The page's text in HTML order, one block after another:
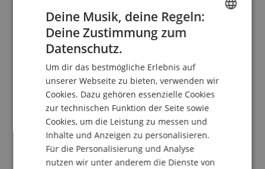
5.0/5.0
Basierend auf 7 Bewertungen
Alle Bewertungen anzeigen
3 Sterne
0
2 Sterne
0
1 Stern
0
FRENCH
ITALIAN
SPANISH
Deine Musik, deine Regeln:
Deine Zustimmung zum
Datenschutz.
Um dir das bestmögliche Erlebnis auf
unserer Webseite zu bieten, verwenden wir
Cookies. Dazu gehören essenzielle Cookies
zur technischen Funktion der Seite sowie
Cookies, um die Leistung zu messen und
Inhalte und Anzeigen zu personalisieren.
Für die Personalisierung und Analyse
nutzen wir unter anderem die Dienste von